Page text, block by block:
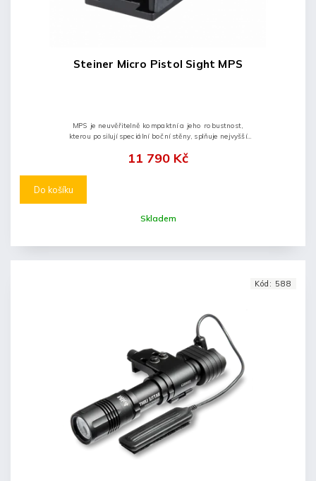
Steiner Micro Pistol Sight MPS
Skladem
11 790 Kč
Do košíku
MPS je neuvěřitelně kompaktní a jeho robustnost,
kterou posilují speciální boční stěny, splňuje nejvyšší
Kód: 588